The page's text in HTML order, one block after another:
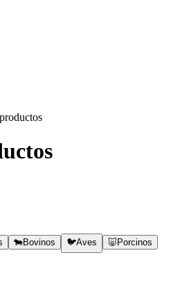
🐄Bovinos 🐦Aves 🐷 Porcinos